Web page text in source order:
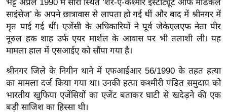
सा
ल
श
ख्सि
य
त
यं
ग
भट्ट अप्रैल 1990 में सोरा स्थित ‘शेर-ए-कश्मीर इंस्टीट्यूट ऑफ मेडिकल
साइंसेज’ के अपने छात्रावास से लापता हो गई थीं और बाद में श्रीनगर में
मृत पाई गई थीं। एजेंसी के अधिकारियों ने पूर्व जेकेएलएफ नेता पीर
नूरुल हक शाह उर्फ एयर मार्शल के आवास पर भी तलाशी ली। यह
मामला हाल में एसआईए को सौंपा गया है।
श्रीनगर जिले के निगीन थाने में एफआईआर 56/1990 के तहत हत्या
का मामला दर्ज किया गया था। उनकी हत्या कश्मीरी पंडित समुदाय को
भारतीय खुफिया एजेंसियों का एजेंट बताकर घाटी से खदेड़ने की एक
बड़ी साजिश का हिस्सा थी।